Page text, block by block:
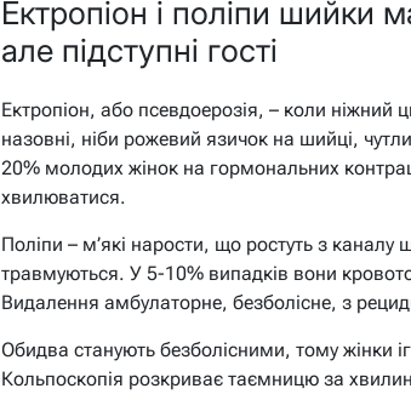
Ектропіон і поліпи шийки
але підступні гості
Ектропіон, або псевдоерозія, – коли ніжний
назовні, ніби рожевий язичок на шийці,
20% молодих жінок на гормональних
хвилюватися.
Поліпи – м’які нарости, що ростуть з
травмуються. У 5-10% випадків вони
Видалення амбулаторне, безболісне, з
Обидва станують безболісними, тому жінки
Кольпоскопія розкриває таємницю за